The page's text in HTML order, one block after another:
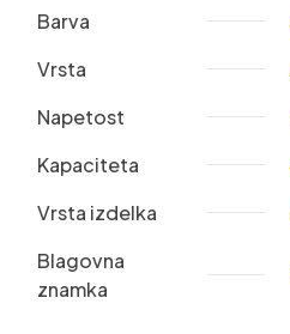
Barva
Vrsta
Napetost
Kapaciteta
Vrsta izdelka
Blagovna
znamka